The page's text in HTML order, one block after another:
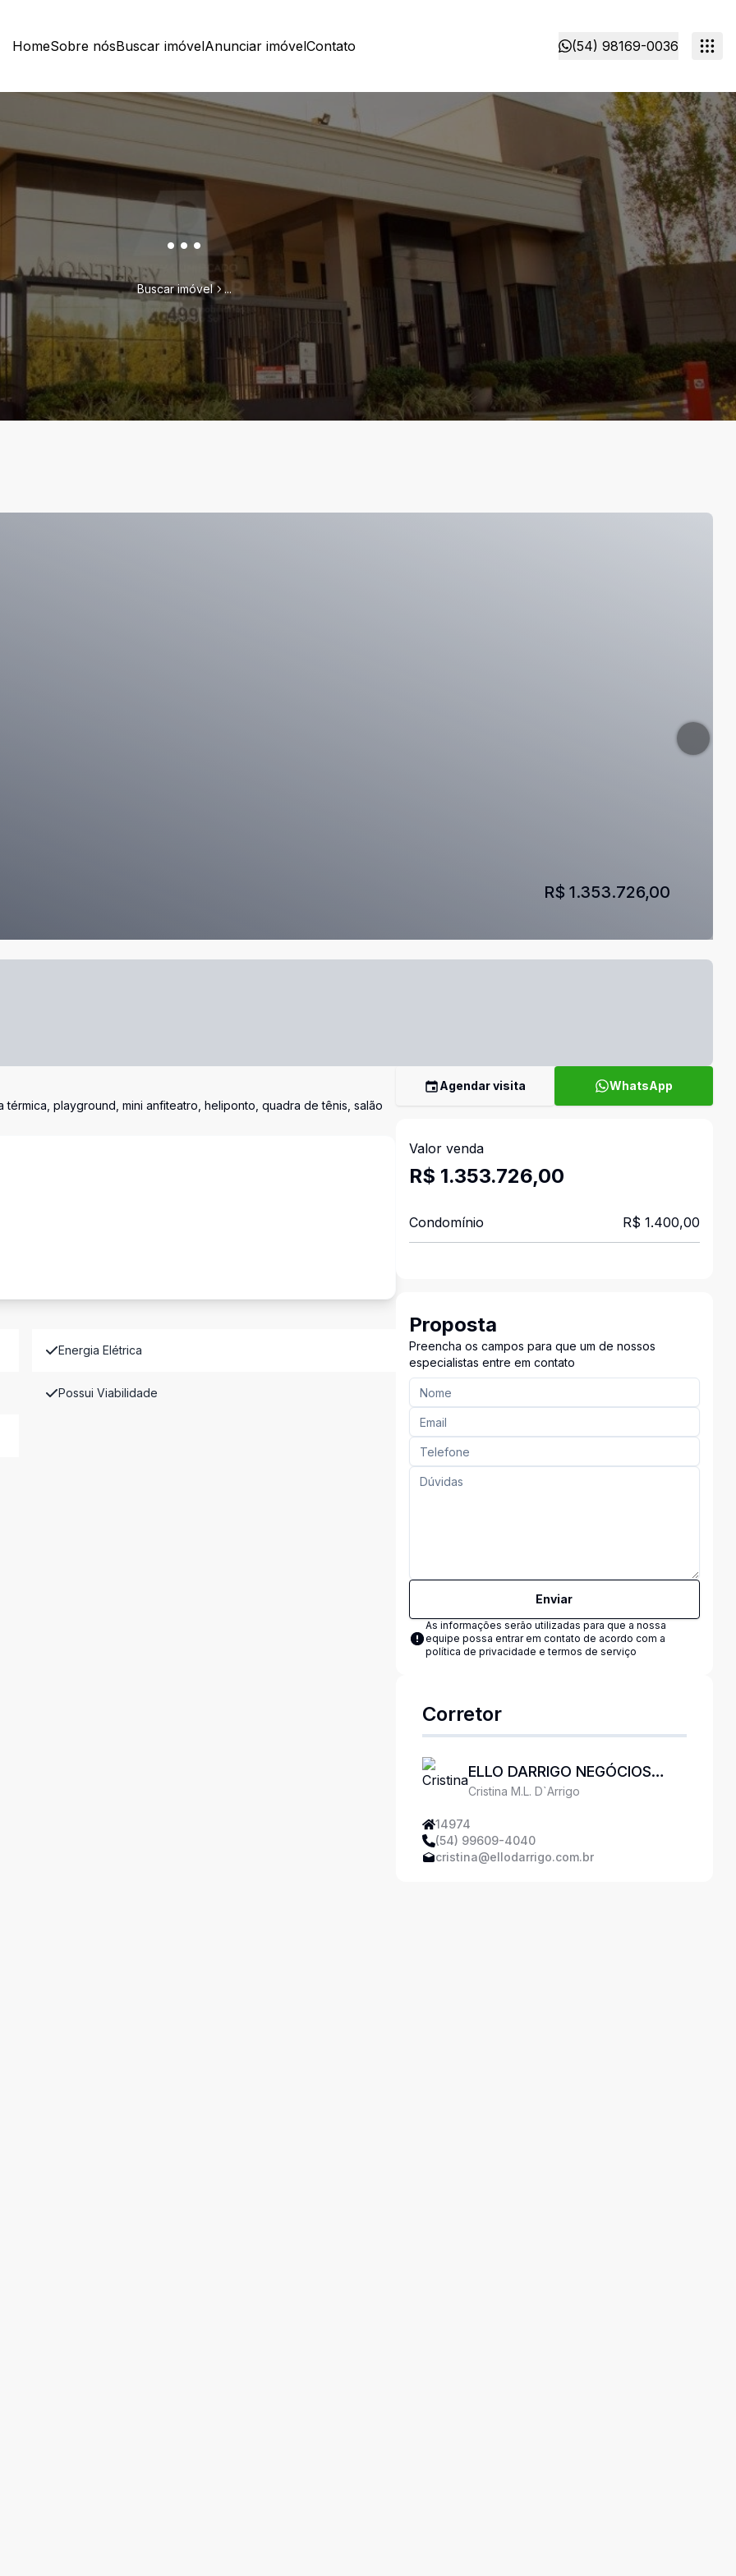
HomeSobre nósBuscar imóvelAnunciar imóvelContato (54) 98169-0036
...
Buscar imóvel ...
R$ 1.353.726,00
playground, mini anfiteatro, heliponto, quadra de tênis, salão
Energia Elétrica
Possui Viabilidade
Agendar visita WhatsApp
Valor venda
R$ 1.353.726,00
Condomínio R$ 1.400,00
Proposta
Preencha os campos para que um de nossos
especialistas entre em contato
Enviar
As informações serão utilizadas para que a nossa
equipe possa entrar em contato de acordo com a
política de privacidade e termos de serviço
Corretor
ELLO DARRIGO NEGÓCIOS
IMOBILIÁRIOS
Cristina M.L. D`Arrigo
14974
(54) 99609-4040
cristina@ellodarrigo.com.br